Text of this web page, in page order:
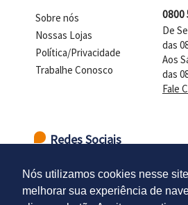
Nós utilizamos cookies nesse
melhorar sua experiência de
Sobre nós
Nossas Lojas
Política/Privacidade
Trabalhe Conosco
0800
De
das
Aos
das
Fale
Redes Sociais